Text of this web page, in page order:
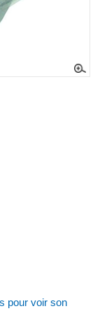
pour voir son